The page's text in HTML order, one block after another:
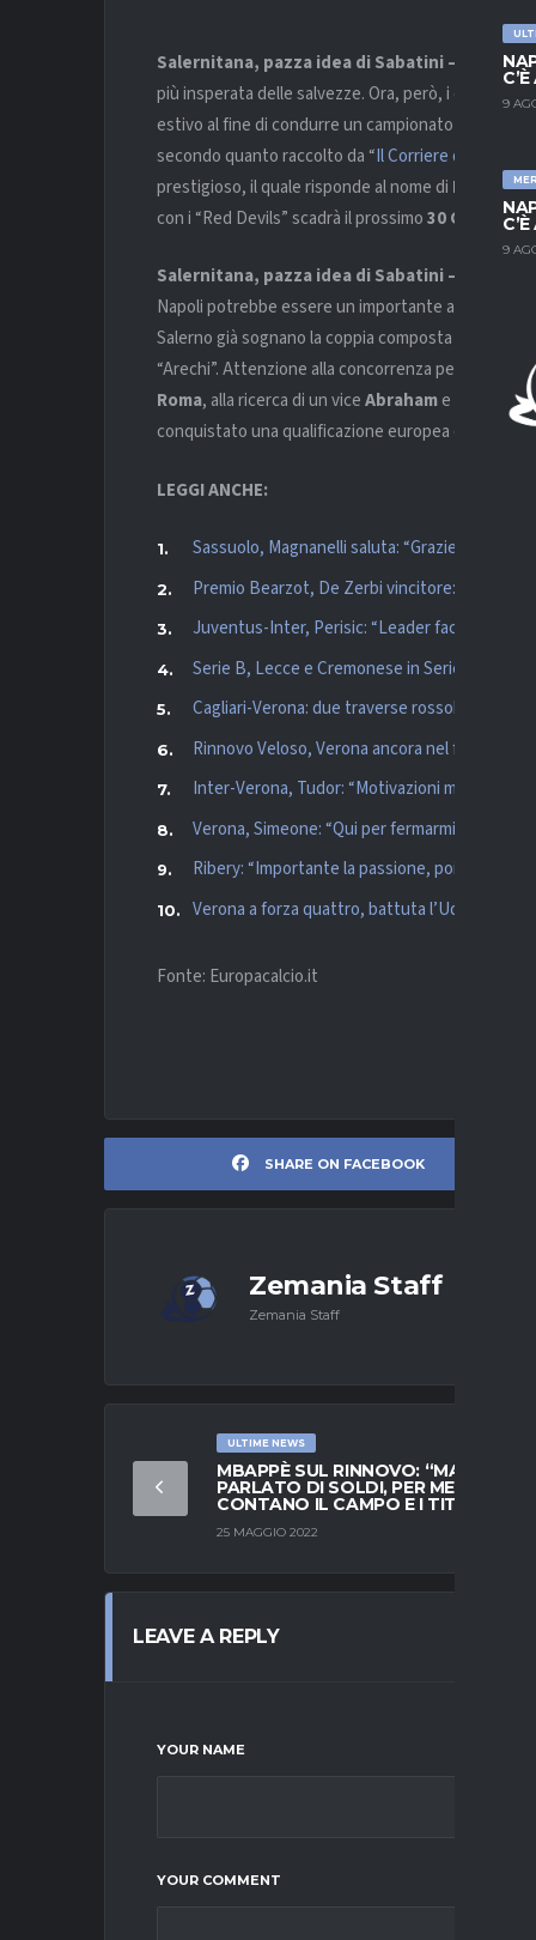
9
9
Salernitana, pazza idea di Sabatini – Una
più insperata delle salvezze. Ora, però, i campani
estivo al fine di condurre un campionato molto
secondo quanto raccolto da “Il Corriere dello Sport
prestigioso, il quale risponde al nome di Edinson
con i “Red Devils” scadrà il prossimo30 Giugno.
Salernitana, pazza idea di Sabatini –
L’
Napoli potrebbe essere un importante alleata dei
Salerno già sognano la coppia composta da Cavani e
“Arechi”. Attenzione alla concorrenza però, in
Roma, alla ricerca di un viceAbrahame la
conquistato una qualificazione europea che
LEGGI ANCHE:
Sassuolo, Magnanelli saluta: “Grazie per
Premio Bearzot, De Zerbi vincitore: “Vorrei
Juventus-Inter, Perisic: “Leader facile in
Serie B, Lecce e Cremonese in Serie A: sfida
Cagliari-Verona: due traverse rossoblù, un gol,
Rinnovo Veloso, Verona ancora nel futuro del
Inter-Verona, Tudor: “Motivazioni massime,
Verona, Simeone: “Qui per fermarmi,
Ribery: “Importante la passione, poi vediamo.
Verona a forza quattro, battuta l’Udinese:
Fonte: Europacalcio.it
SHARE ON FACEBOOK
Zemania Staff
Zemania Staff
ULTIME NEWS
MBAPPÈ SUL RINNOVO: “MAI
PARLATO DI SOLDI, PER ME
CONTANO IL CAMPO E I TITOLI”
25 MAGGIO 2022
LEAVE A REPLY
YOUR NAME
YOUR COMMENT